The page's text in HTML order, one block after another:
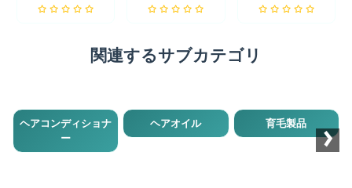
関連するサブカテゴリ
ヘアコンディショナ
ー
ヘアオイル 育毛製品 ›